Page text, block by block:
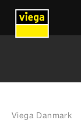
Viega Danmark